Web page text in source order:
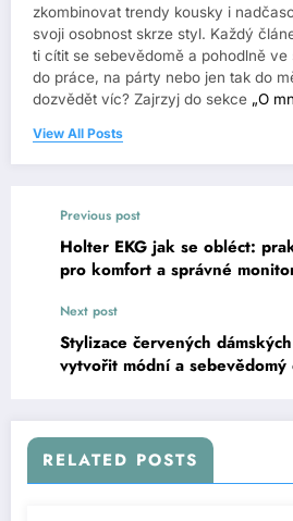
zkombinovat trendy kousky i
svoji osobnost skrze styl. Každý
ti cítit se sebevědomě a pohodlně
do práce, na párty nebo jen tak do
dozvědět víc? Zajrzyj do sekce „O
View All Posts
Previous post
Holter EKG jak se obléct:
pro komfort a správné
Next post
Stylizace červených
vytvořit módní a
RELATED POSTS